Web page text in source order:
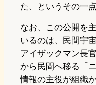
た、というその一点
なお、この公開を
いるのは、民間宇
アイザックマン長
から民間へ移る「
情報の主役が組織